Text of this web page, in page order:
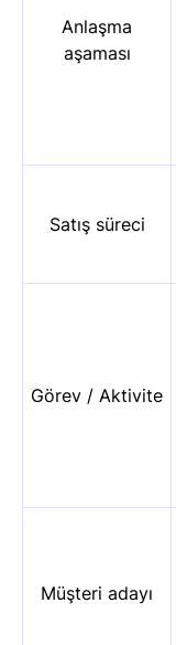
Anlaşma
aşaması
Satış süreci
Görev / Aktivite
Müşteri adayı